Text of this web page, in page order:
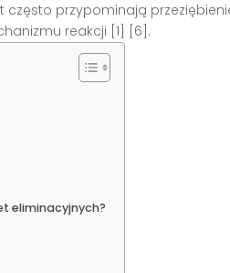
przypominają
reakcji [1] [6].
eliminacyjnych?